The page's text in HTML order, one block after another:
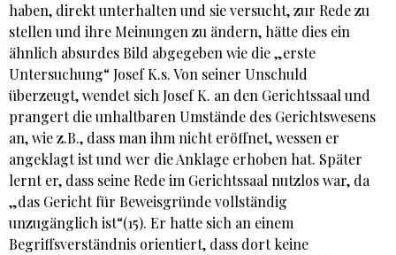
haben, direkt unterhalten und sie versucht, zur Rede zu
stellen und ihre Meinungen zu ändern, hätte dies ein
ähnlich absurdes Bild abgegeben wie die „erste
Untersuchung“ Josef K.s. Von seiner Unschuld
überzeugt, wendet sich Josef K. an den Gerichtssaal und
prangert die unhaltbaren Umstände des Gerichtswesens
an, wie z.B., dass man ihm nicht eröffnet, wessen er
angeklagt ist und wer die Anklage erhoben hat. Später
lernt er, dass seine Rede im Gerichtssaal nutzlos war, da
„das Gericht für Beweisgründe vollständig
unzugänglich ist“(15). Er hatte sich an einem
Begriffsverständnis orientiert, dass dort keine